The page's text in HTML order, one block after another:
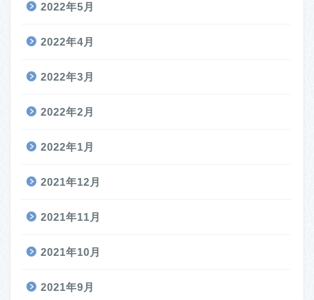
2022年5月
2022年4月
2022年3月
2022年2月
2022年1月
2021年12月
2021年11月
2021年10月
2021年9月